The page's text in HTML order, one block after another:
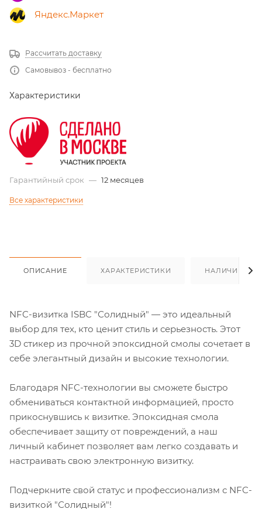
Яндекс.Маркет
Рассчитать доставку
Самовывоз - бесплатно
Характеристики
Гарантийный срок — 12 месяцев
Все характеристики
ОПИСАНИЕ ХАРАКТЕРИСТИКИ НАЛИЧИЕ
NFC-визитка ISBC "Солидный" — это идеальный
выбор для тех, кто ценит стиль и серьезность. Этот
3D стикер из прочной эпоксидной смолы сочетает в
себе элегантный дизайн и высокие технологии.
Благодаря NFC-технологии вы сможете быстро
обмениваться контактной информацией, просто
прикоснувшись к визитке. Эпоксидная смола
обеспечивает защиту от повреждений, а наш
личный кабинет позволяет вам легко создавать и
настраивать свою электронную визитку.
Подчеркните свой статус и профессионализм с NFC-
визиткой "Солидный"!